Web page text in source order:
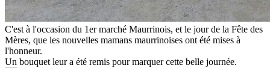
C'est à l'occasion du 1er marché Maurrinois, et le jour de la Fête des
Mères, que les nouvelles mamans maurrinoises ont été mises à
l'honneur.
Un bouquet leur a été remis pour marquer cette belle journée.